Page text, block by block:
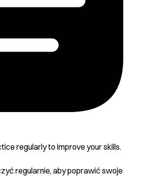
regularly to improve your skills.
regularnie, aby poprawić swoje